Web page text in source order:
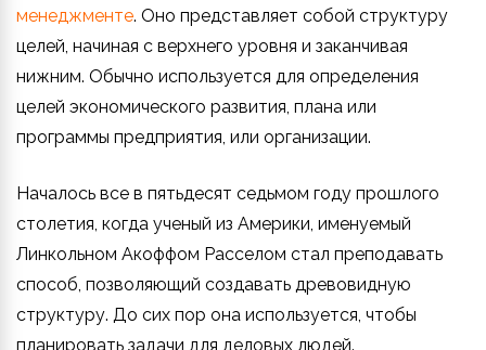
менеджменте. Оно представляет собой структуру
целей, начиная с верхнего уровня и заканчивая
нижним. Обычно используется для определения
целей экономического развития, плана или
программы предприятия, или организации.
Началось все в пятьдесят седьмом году прошлого
столетия, когда ученый из Америки, именуемый
Линкольном Акоффом Расселом стал преподавать
способ, позволяющий создавать древовидную
структуру. До сих пор она используется, чтобы
планировать задачи для деловых людей.